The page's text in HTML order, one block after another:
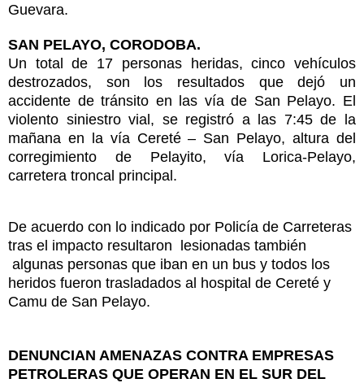
Guevara.
SAN PELAYO, CORODOBA.
Un total de 17 personas heridas, cinco vehículos
destrozados, son los resultados que dejó un
accidente de tránsito en las vía de San Pelayo. El
violento siniestro vial, se registró a las 7:45 de la
mañana en la vía Cereté – San Pelayo, altura del
corregimiento de Pelayito, vía Lorica-Pelayo,
carretera troncal principal.
De acuerdo con lo indicado por Policía de Carreteras
tras el impacto resultaron lesionadas también
algunas personas que iban en un bus y todos los
heridos fueron trasladados al hospital de Cereté y
Camu de San Pelayo.
DENUNCIAN AMENAZAS CONTRA EMPRESAS
PETROLERAS QUE OPERAN EN EL SUR DEL